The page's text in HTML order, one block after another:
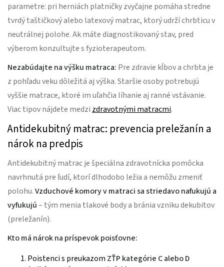
parametre: pri herniách platničky zvyčajne pomáha stredne
tvrdý taštičkový alebo latexový matrac, ktorý udrží chrbticu v
neutrálnej polohe. Ak máte diagnostikovaný stav, pred
výberom konzultujte s fyzioterapeutom.
Nezabúdajte na výšku matraca: Pre zdravie kĺbov a chrbta je
z pohľadu veku dôležitá aj výška. Staršie osoby potrebujú
vyššie matrace, ktoré im uľahčia líhanie aj ranné vstávanie.
Viac tipov nájdete medzi zdravotnými matracmi.
Antidekubitný matrac: prevencia preležanín a
nárok na predpis
Antidekubitný matrac je špeciálna zdravotnícka pomôcka
navrhnutá pre ľudí, ktorí dlhodobo ležia a nemôžu zmeniť
polohu.Vzduchové komory v matraci sa striedavo nafukujú a
vyfukujú– tým menia tlakové body a bránia vzniku dekubitov
(preležanín).
Kto má nárok na príspevok poisťovne:
Poistenci s preukazom ZŤP kategórie C alebo D